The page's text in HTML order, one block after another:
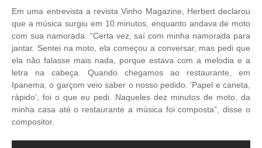
Em uma entrevista a revista Vinho Magazine, Herbert declarou
que a música surgiu em 10 minutos, enquanto andava de moto
com sua namorada. “Certa vez, saí com minha namorada para
jantar. Sentei na moto, ela começou a conversar, mas pedi que
ela não falasse mais nada, porque estava com a melodia e a
letra na cabeça. Quando chegamos ao restaurante, em
Ipanema, o garçom veio saber o nosso pedido. ‘Papel e caneta,
rápido’, foi o que eu pedi. Naqueles dez minutos de moto, da
minha casa até o restaurante a música foi composta”, disse o
compositor.